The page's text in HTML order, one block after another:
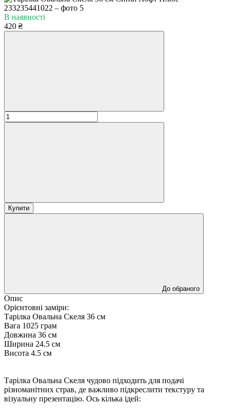
В наявності
420 ₴
Купити
До обраного
Опис
Орієнтовні заміри:
Тарілка Овальна Скеля 36 см
Вага 1025 грам
Довжина 36 см
Ширина 24.5 см
Висота 4.5 см
Тарілка Овальна Скеля чудово підходить для подачі
різноманітних страв, де важливо підкреслити текстуру та
візуальну презентацію. Ось кілька ідей: